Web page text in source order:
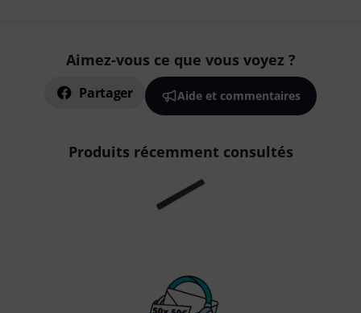
Aimez-vous ce que vous voyez ?
Partager Aide et commentaires
Produits récemment consultés